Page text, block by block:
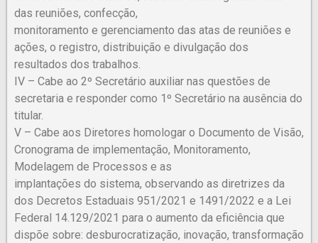
das reuniões, confecção,
monitoramento e gerenciamento das atas de reuniões e
ações, o registro, distribuição e divulgação dos
resultados dos trabalhos.
IV – Cabe ao 2º Secretário auxiliar nas questões de
secretaria e responder como 1º Secretário na ausência do
titular.
V – Cabe aos Diretores homologar o Documento de Visão,
Cronograma de implementação, Monitoramento,
Modelagem de Processos e as
implantações do sistema, observando as diretrizes da
dos Decretos Estaduais 951/2021 e 1491/2022 e a Lei
Federal 14.129/2021 para o aumento da eficiência que
dispõe sobre: desburocratização, inovação, transformação